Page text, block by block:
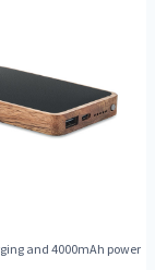
and 4000mAh power